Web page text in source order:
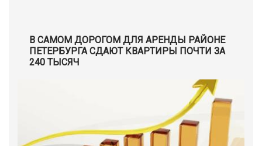
В САМОМ ДОРОГОМ ДЛЯ АРЕНДЫ РАЙОНЕ
ПЕТЕРБУРГА СДАЮТ КВАРТИРЫ ПОЧТИ ЗА
240 ТЫСЯЧ